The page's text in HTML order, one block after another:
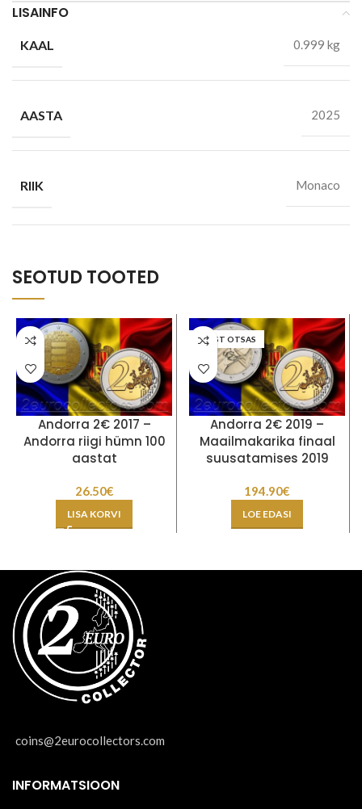
LISAINFO
KAAL 0.999 kg
AASTA 2025
RIIK Monaco
SEOTUD TOOTED
Andorra 2€ 2017 –
Andorra riigi hümn 100
aastat
26.50€
LISA KORVI
LAOST OTSAS
Andorra 2€ 2019 –
Maailmakarika finaal
suusatamises 2019
194.90€
LOE EDASI
coins@2eurocollectors.com
INFORMATSIOON